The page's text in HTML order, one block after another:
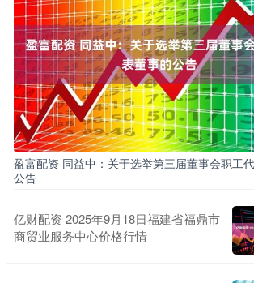
盈富配资 同益中：关于选举第三届董事会职工
公告
亿财配资 2025年9月18日福建省福鼎市
商贸业服务中心价格行情